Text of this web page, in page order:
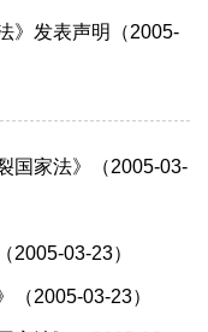
》发表声明（2005-
国家法》（2005-03-
2005-03-23）
（2005-03-23）